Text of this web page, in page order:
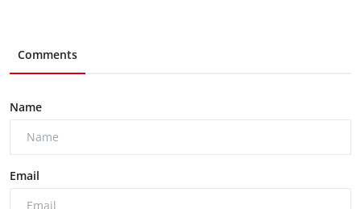
Comments
Name
Email